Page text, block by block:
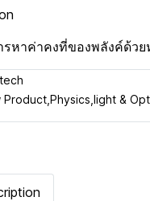
หาค่าคงที่ของพลังค์ด้วย
Product Physics light &